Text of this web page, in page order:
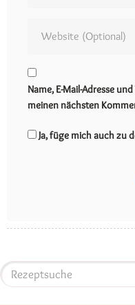
Name, E-Mail-Adresse
meinen nächsten
Ja, füge mich auch zu